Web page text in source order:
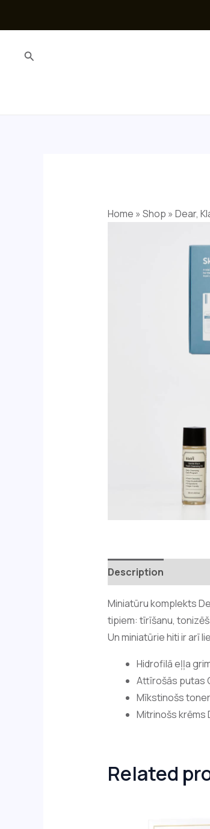
Search
Home » Shop » Dear,
Description
Miniatūru komplekts
tipiem: tīrīšanu,
Un miniatūrie hiti ir arī
Hidrofilā eļļa
Attīrošās putas
Mīkstinošs
Mitrinošs krēms
Related